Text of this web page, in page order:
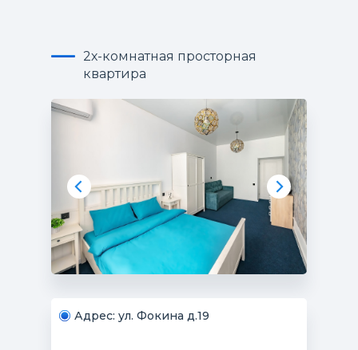
Адрес: ул. Фокина д.19
2х-комнатная просторная
квартира